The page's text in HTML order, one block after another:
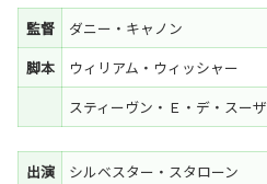
監督
ダニー・キャノン
脚本
ウィリアム・ウィッシャー
スティーヴン・Ｅ・デ・スーザ
出演
シルベスター・スタローン